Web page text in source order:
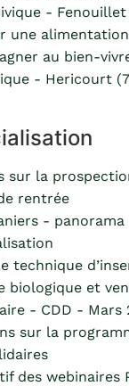
- Fenouillet
une
au bien-
- Hericourt
sur la
rentrée
-
technique
biologique et
- CDD - Mars
sur la
des webinaires